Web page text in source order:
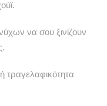
να σου ξινίζουν